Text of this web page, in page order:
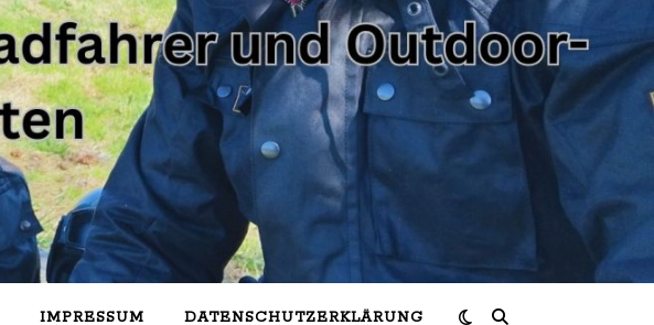
IMPRESSUM DATENSCHUTZERKLÄRUNG